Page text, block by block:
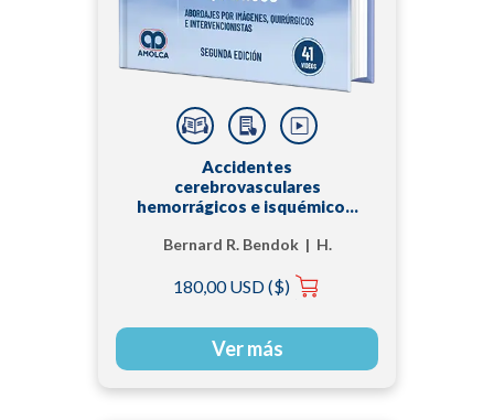
Accidentes
cerebrovasculares
hemorrágicos e isquémicos.
quirúrgicos e
Bernard R. Bendok | H.
180,00 USD ($)
Ver más